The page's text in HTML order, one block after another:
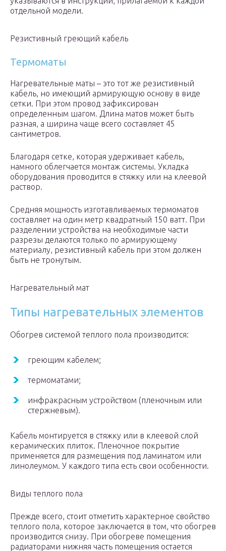
отдельной модели.
Резистивный греющий кабель
Термоматы
Нагревательные маты – это тот же резистивный
кабель, но имеющий армирующую основу в виде
сетки. При этом провод зафиксирован
определенным шагом. Длина матов может быть
разная, а ширина чаще всего составляет 45
сантиметров.
Благодаря сетке, которая удерживает кабель,
намного облегчается монтаж системы. Укладка
оборудования проводится в стяжку или на клеевой
раствор.
Средняя мощность изготавливаемых термоматов
составляет на один метр квадратный 150 ватт. При
разделении устройства на необходимые части
разрезы делаются только по армирующему
материалу, резистивный кабель при этом должен
быть не тронутым.
Нагревательный мат
Типы нагревательных элементов
Обогрев системой теплого пола производится:
греющим кабелем;
термоматами;
инфракрасным устройством (пленочным или
стержневым).
Кабель монтируется в стяжку или в клеевой слой
керамических плиток. Пленочное покрытие
применяется для размещения под ламинатом или
линолеумом. У каждого типа есть свои особенности.
Виды теплого пола
Прежде всего, стоит отметить характерное свойство
теплого пола, которое заключается в том, что обогрев
производится снизу. При обогреве помещения
радиаторами нижняя часть помещения остается